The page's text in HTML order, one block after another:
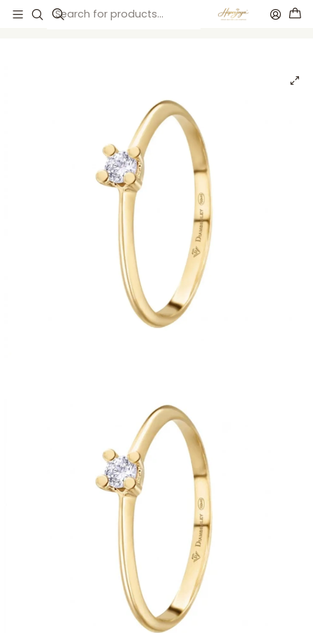
Início Anillos de compromiso Anillos de compromiso
Anillo de Oro amarillo 18k solitario